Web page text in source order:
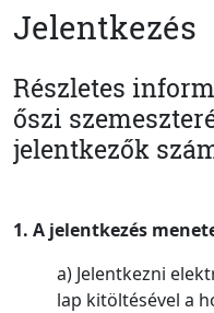
Jelentkezés
Részletes
őszi
jelentkezők
1. A jelentkezés
a) Jelentkezni
lap kitöltésével a